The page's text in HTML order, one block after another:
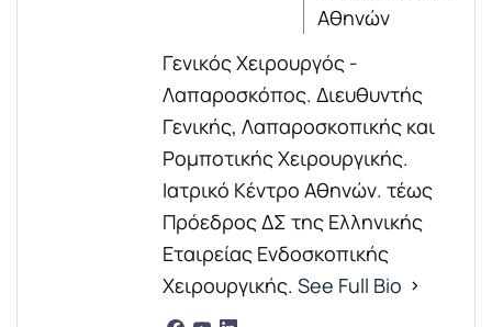
Αθηνών
Γενικός Χειρουργός -
Λαπαροσκόπος. Διευθυντής
Γενικής, Λαπαροσκοπικής και
Ρομποτικής Χειρουργικής.
Ιατρικό Κέντρο Αθηνών. τέως
Πρόεδρος ΔΣ της Ελληνικής
Εταιρείας Ενδοσκοπικής
Χειρουργικής. See Full Bio